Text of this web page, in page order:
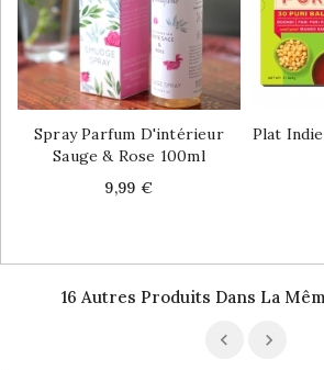
Spray Parfum D'intérieur
Sauge & Rose 100ml
Price
9,99 €
Plat
16 Autres Produits Dans La